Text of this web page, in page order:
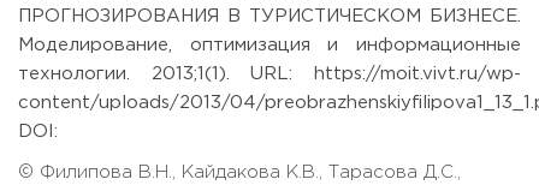
ПРОГНОЗИРОВАНИЯ В ТУРИСТИЧЕСКОМ БИЗНЕСЕ.
Моделирование, оптимизация и информационные
технологии. 2013;1(1). URL: https://moit.vivt.ru/wp-
content/uploads/2013/04/
DOI:
© Филипова В.Н., Кайдакова К.В., Тарасова Д.С.,